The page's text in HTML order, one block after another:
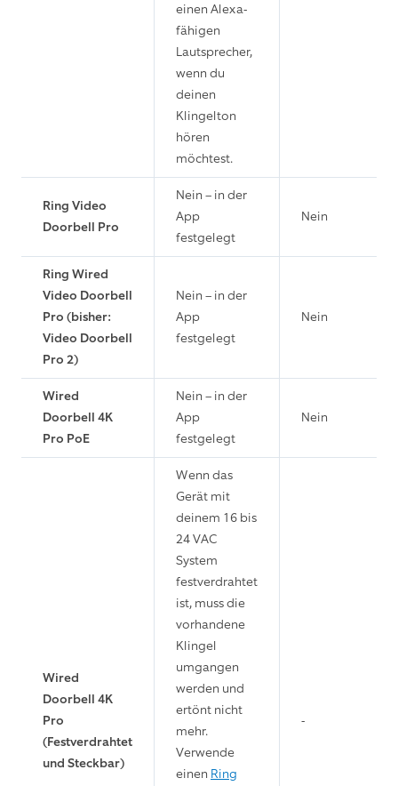
einen Alexa-
fähigen
Lautsprecher,
wenn du
deinen
Klingelton
hören
möchtest.
Ring Video
Doorbell Pro
Nein – in der
App
festgelegt
Nein
Ring Wired
Video Doorbell
Pro (bisher:
Video Doorbell
Pro 2)
Nein – in der
App
festgelegt
Nein
Wired
Doorbell 4K
Pro PoE
Nein – in der
App
festgelegt
Nein
Wired
Doorbell 4K
Pro
(Festverdrahtet
und Steckbar)
Wenn das
Gerät mit
deinem 16 bis
24 VAC
System
festverdrahtet
ist, muss die
vorhandene
Klingel
umgangen
werden und
ertönt nicht
mehr.
Verwende
einen Ring
-